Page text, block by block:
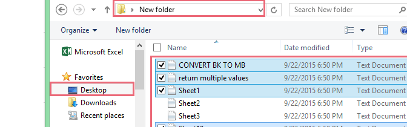
      Destination
:=Range("A1"), DataType:=xlDelimited,
      TextQualifier
      ConsecutiveDelimiter
, _
False, Semicolon:=False, _
      Comma
=False, Space:=False, _
      Other
=True, OtherChar
Do
I < UBound xFilesToOpen)
        I
+
1